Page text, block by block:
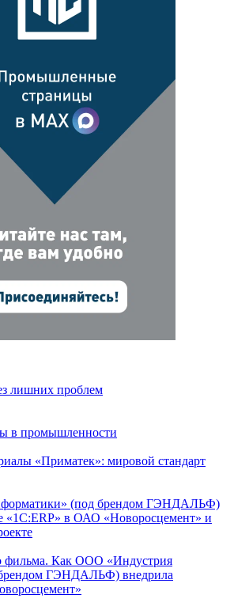
лишних проблем
в промышленности
«Приматек»: мировой стандарт
(под брендом ГЭНДАЛЬФ)
«1С:ERP» в ОАО «Новоросцемент» и
фильма. Как ООО «Индустрия
ГЭНДАЛЬФ) внедрила